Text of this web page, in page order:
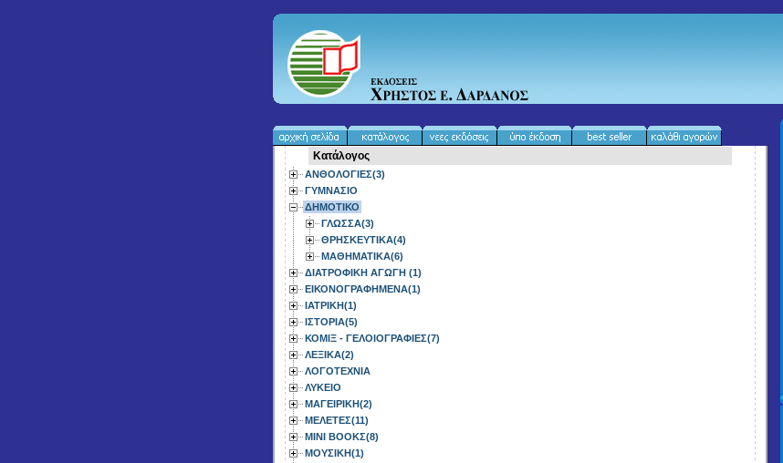
Κατάλογος
ΑΝΘΟΛΟΓΙΕΣ(3)
ΓΥΜΝΑΣΙΟ
ΔΗΜΟΤΙΚΟ
ΓΛΩΣΣΑ(3)
ΘΡΗΣΚΕΥΤΙΚΑ(4)
ΜΑΘΗΜΑΤΙΚΑ(6)
ΔΙΑΤΡΟΦΙΚΗ ΑΓΩΓΗ (1)
ΕΙΚΟΝΟΓΡΑΦΗΜΕΝΑ(1)
ΙΑΤΡΙΚΗ(1)
ΙΣΤΟΡΙΑ(5)
ΚΟΜΙΞ - ΓΕΛΟΙΟΓΡΑΦΙΕΣ(7)
ΛΕΞΙΚΑ(2)
ΛΟΓΟΤΕΧΝΙΑ
ΛΥΚΕΙΟ
ΜΑΓΕΙΡΙΚΗ(2)
ΜΕΛΕΤΕΣ(11)
ΜΙΝΙ ΒΟΟΚΣ(8)
ΜΟΥΣΙΚΗ(1)